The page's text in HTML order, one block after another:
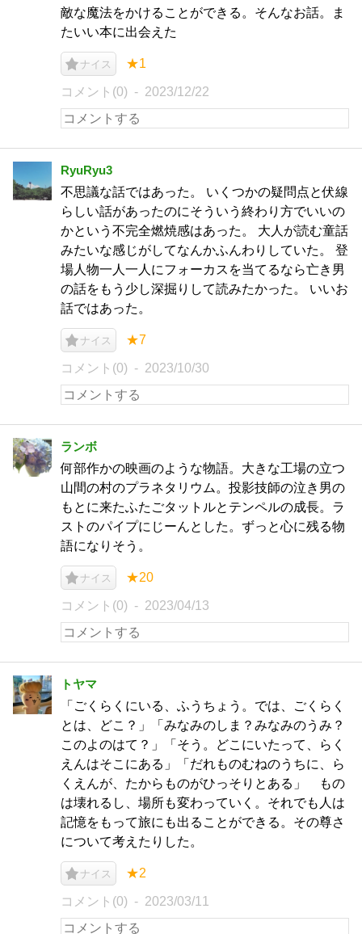
敵な魔法をかけることができる。そんなお話。ま
たいい本に出会えた
ナイス ★1
コメント(0) 2023/12/22
RyuRyu3
不思議な話ではあった。 いくつかの疑問点と伏線
らしい話があったのにそういう終わり方でいいの
かという不完全燃焼感はあった。 大人が読む童話
みたいな感じがしてなんかふんわりしていた。 登
場人物一人一人にフォーカスを当てるなら亡き男
の話をもう少し深掘りして読みたかった。 いいお
話ではあった。
ナイス ★7
コメント(0) 2023/10/30
ランボ
何部作かの映画のような物語。大きな工場の立つ
山間の村のプラネタリウム。投影技師の泣き男の
もとに来たふたごタットルとテンペルの成長。ラ
ストのパイプにじーんとした。ずっと心に残る物
語になりそう。
ナイス ★20
コメント(0) 2023/04/13
トヤマ
「ごくらくにいる、ふうちょう。では、ごくらく
とは、どこ？」「みなみのしま？みなみのうみ？
このよのはて？」「そう。どこにいたって、らく
えんはそこにある」「だれものむねのうちに、ら
くえんが、たからものがひっそりとある」 もの
は壊れるし、場所も変わっていく。それでも人は
記憶をもって旅にも出ることができる。その尊さ
について考えたりした。
ナイス ★2
コメント(0) 2023/03/11